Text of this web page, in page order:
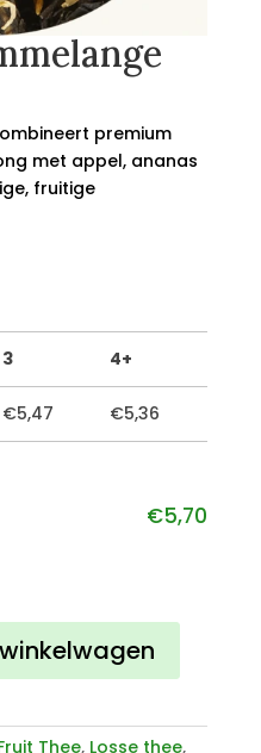
premium
met appel, ananas
fruitige
3 4+
€5,47 €5,36
€5,70
Thee, Losse thee,